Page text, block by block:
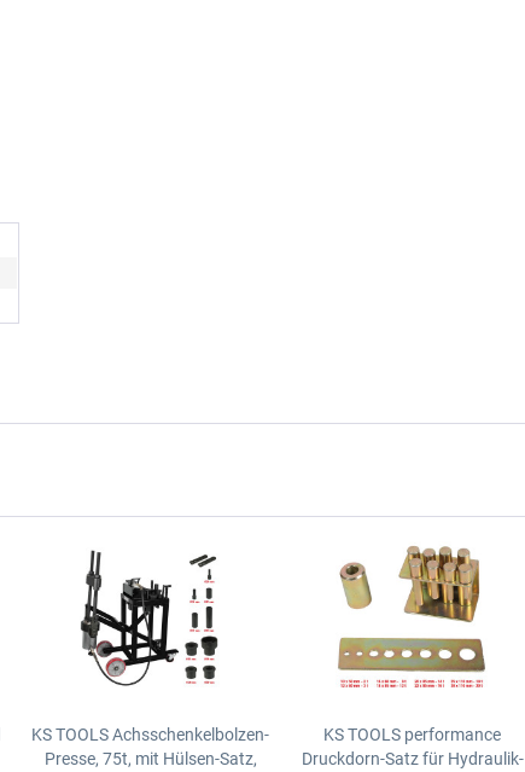
KS TOOLS Achsschenkelbolzen-
Presse, 75t, mit Hülsen-Satz,
KS TOOLS performance
Druckdorn-Satz für Hydraulik-